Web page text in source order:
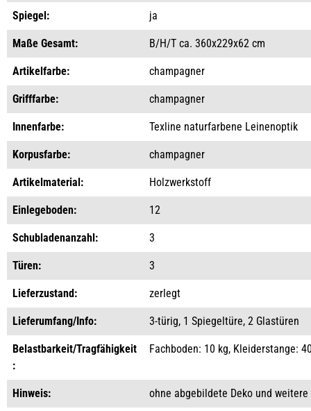
Spiegel: ja
Maße Gesamt: B/H/T ca. 360x229x62 cm
Artikelfarbe: champagner
Grifffarbe: champagner
Innenfarbe: Texline naturfarbene Leinenoptik
Korpusfarbe: champagner
Artikelmaterial: Holzwerkstoff
Einlegeboden: 12
Schubladenanzahl: 3
Türen: 3
Lieferzustand: zerlegt
Lieferumfang/Info: 3-türig, 1 Spiegeltüre, 2 Glastüren
Belastbarkeit/Tragfähigkeit
:
Fachboden: 10 kg, Kleiderstange:
Hinweis: ohne abgebildete Deko und